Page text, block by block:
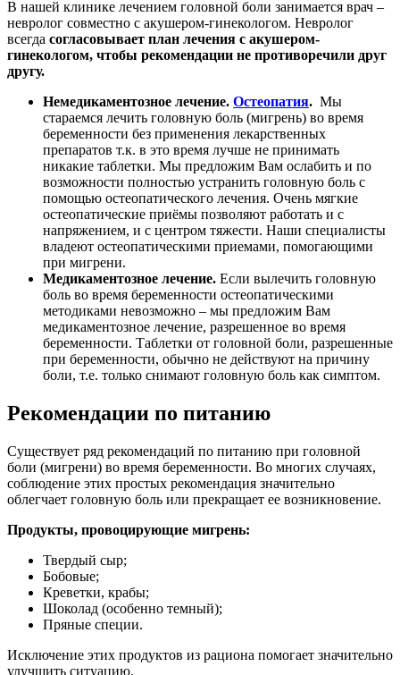
В нашей клинике лечением головной боли занимается врач –
невролог совместно с акушером-гинекологом. Невролог
всегда согласовывает план лечения с акушером-
гинекологом, чтобы рекомендации не противоречили друг
другу.
Немедикаментозное лечение. Остеопатия. Мы
стараемся лечить головную боль (мигрень) во время
беременности без применения лекарственных
препаратов т.к. в это время лучше не принимать
никакие таблетки. Мы предложим Вам ослабить и по
возможности полностью устранить головную боль с
помощью остеопатического лечения. Очень мягкие
остеопатические приёмы позволяют работать и с
напряжением, и с центром тяжести. Наши специалисты
владеют остеопатическими приемами, помогающими
при мигрени.
Медикаментозное лечение. Если вылечить головную
боль во время беременности остеопатическими
методиками невозможно – мы предложим Вам
медикаментозное лечение, разрешенное во время
беременности. Таблетки от головной боли, разрешенные
при беременности, обычно не действуют на причину
боли, т.е. только снимают головную боль как симптом.
Рекомендации по питанию
Существует ряд рекомендаций по питанию при головной
боли (мигрени) во время беременности. Во многих случаях,
соблюдение этих простых рекомендация значительно
облегчает головную боль или прекращает ее возникновение.
Продукты, провоцирующие мигрень:
Твердый сыр;
Бобовые;
Креветки, крабы;
Шоколад (особенно темный);
Пряные специи.
Исключение этих продуктов из рациона помогает значительно
улучшить ситуацию.